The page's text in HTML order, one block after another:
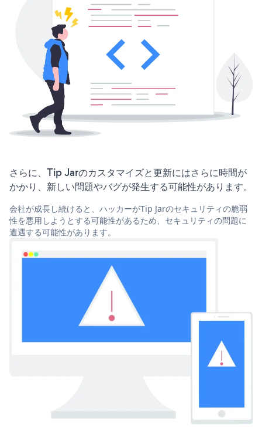
さらに、Tip Jarのカスタマイズと更新にはさらに時間が
かかり、新しい問題やバグが発生する可能性があります。
会社が成長し続けると、ハッカーがTip Jarのセキュリティの脆弱
性を悪用しようとする可能性があるため、セキュリティの問題に
遭遇する可能性があります。